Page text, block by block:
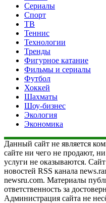
Сериалы
Спорт
ТВ
Теннис
Технологии
Тренды
Фигурное катание
Фильмы и сериалы
Футбол
Хоккей
Шахматы
Шоу-бизнес
Экология
Экономика
Данный сайт не является
сайте ни чего не продают,
услуги не оказываются.
новостей RSS канала
newsru.com. Материалы
ответственность за
Администрация сайта не